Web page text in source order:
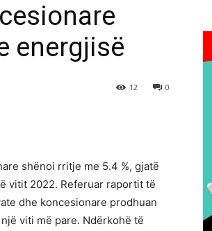
energjisë
0
12
shënoi rritje me 5.4 %, gjatë
vitit 2022. Referuar raportit të
dhe koncesionare prodhuan
viti më pare. Ndërkohë të